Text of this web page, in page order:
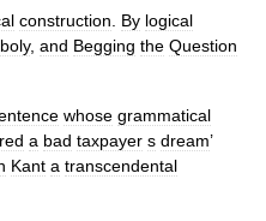
construction By logical
, and Begging the Question
whose grammatical
a bad taxpayer s dream’
Kant a transcendental